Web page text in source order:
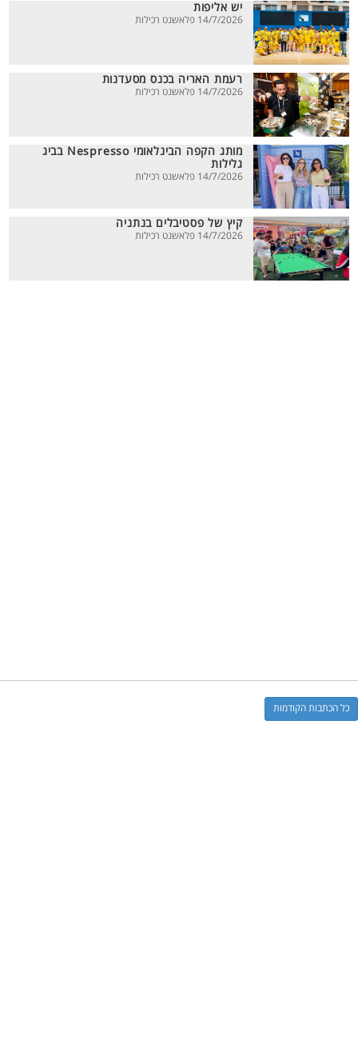
יש אליפות
14/7/2026 פלאשנט רכילות
רעמת האריה בכנס מסעדנות
14/7/2026 פלאשנט רכילות
מותג הקפה הבינלאומי Nespresso בביג
גלילות
14/7/2026 פלאשנט רכילות
קיץ של פסטיבלים בנתניה
14/7/2026 פלאשנט רכילות
כל הכתבות הקודמות